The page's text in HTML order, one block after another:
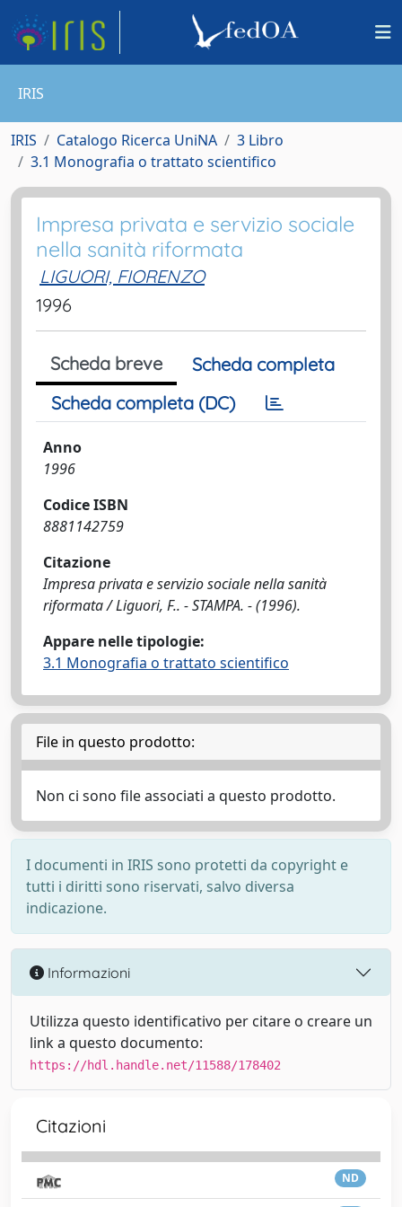
IRIS
IRIS Catalogo Ricerca UniNA
3 Libro
3.1 Monografia o trattato scientifico
Impresa privata e servizio sociale
nella sanità riformata
LIGUORI, FIORENZO
1996
Scheda breve
Scheda completa
Scheda completa (DC)
Anno
1996
Codice ISBN
8881142759
Citazione
Impresa privata e servizio sociale nella sanità
riformata / Liguori, F.. - STAMPA. - (1996).
Appare nelle tipologie:
3.1 Monografia o trattato scientifico
File in questo prodotto:
Non ci sono file associati a questo prodotto.
I documenti in IRIS sono protetti da copyright e
tutti i diritti sono riservati, salvo diversa
indicazione.
Informazioni
Utilizza questo identificativo per citare o creare un
link a questo documento:
https://hdl.handle.net/11588/178402
Citazioni
ND